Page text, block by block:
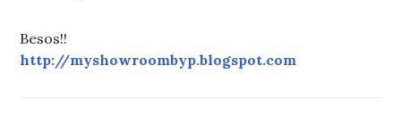
Besos!!
http://myshowroombyp.blogspot.com